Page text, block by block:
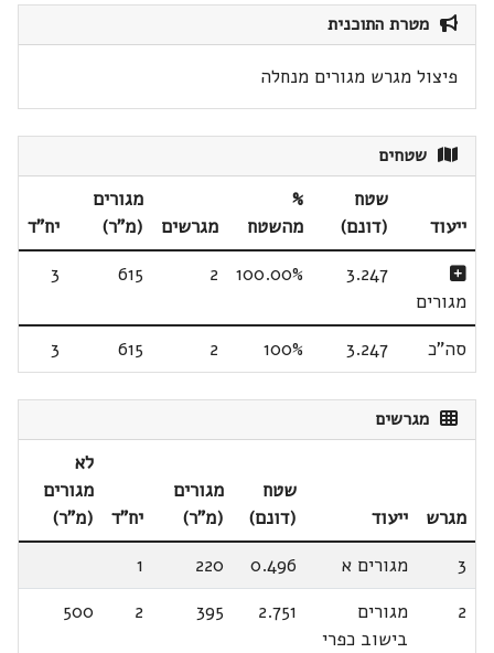
מטרת התוכנית
פיצול מגרש מגורים מנחלה
שטחים
ייעוד
שטח
(דונם)
%
מהשטח
מגרשים
מגורים
(מ"ר)
יח"ד
מגורים
3.247
100.00%
2
615
3
סה"כ 3.247
100%
2
615
3
מגרשים
מגרש ייעוד
שטח
(דונם)
מגורים
(מ"ר)
יח"ד
לא
מגורים
(מ"ר)
3
מגורים א 0.496
220
1
2
מגורים
בישוב כפרי
2.751
395
2
500